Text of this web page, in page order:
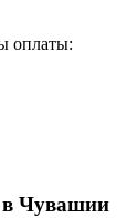
оплаты:
в Чувашии